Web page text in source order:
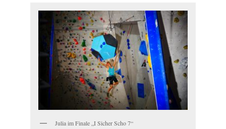
Julia im Finale „I Sicher Scho 7“